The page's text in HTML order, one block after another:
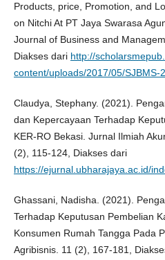
Products, price, Promotion, and
on Nitchi At PT Jaya Swarasa
Journal of Business and
Diakses dari http://
content/uploads/2017/05/SJBMS-
Claudya, Stephany. (2021).
dan Kepercayaan Terhadap
KER-RO Bekasi. Jurnal Ilmiah
(2), 115-124, Diakses dari
https://ejurnal.ubharajaya.ac.id/
Ghassani, Nadisha. (2021).
Terhadap Keputusan Pembelian
Konsumen Rumah Tangga Pada
Agribisnis. 11 (2), 167-181,